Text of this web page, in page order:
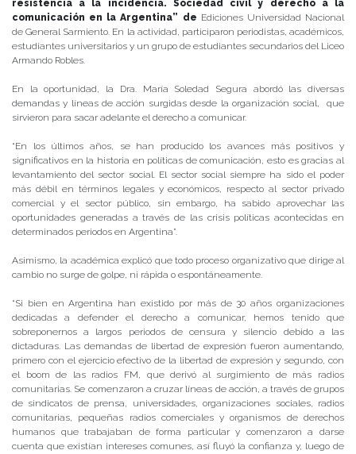
resistencia a la incidencia. Sociedad civil y derecho a la
comunicación en la Argentina” de Ediciones Universidad Nacional
de General Sarmiento. En la actividad, participaron periodistas, académicos,
estudiantes universitarios y un grupo de estudiantes secundarios del Liceo
Armando Robles.
En la oportunidad, la Dra. María Soledad Segura abordó las diversas
demandas y líneas de acción surgidas desde la organización social, que
sirvieron para sacar adelante el derecho a comunicar.
“En los últimos años, se han producido los avances más positivos y
significativos en la historia en políticas de comunicación, esto es gracias al
levantamiento del sector social. El sector social siempre ha sido el poder
más débil en términos legales y económicos, respecto al sector privado
comercial y el sector público, sin embargo, ha sabido aprovechar las
oportunidades generadas a través de las crisis políticas acontecidas en
determinados periodos en Argentina”.
Asimismo, la académica explicó que todo proceso organizativo que dirige al
cambio no surge de golpe, ni rápida o espontáneamente.
“Si bien en Argentina han existido por más de 30 años organizaciones
dedicadas a defender el derecho a comunicar, hemos tenido que
sobreponernos a largos periodos de censura y silencio debido a las
dictaduras. Las demandas de libertad de expresión fueron aumentando,
primero con el ejercicio efectivo de la libertad de expresión y segundo, con
el boom de las radios FM, que derivó al surgimiento de más radios
comunitarias. Se comenzaron a cruzar líneas de acción, a través de grupos
de sindicatos de prensa, universidades, organizaciones sociales, radios
comunitarias, pequeñas radios comerciales y organismos de derechos
humanos que trabajaban de forma particular y comenzaron a darse
cuenta que existían intereses comunes, así fluyó la confianza y, luego de